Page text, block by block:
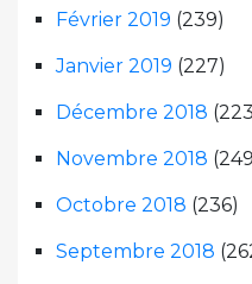
Février 2019 (239)
Janvier 2019 (227)
Décembre 2018
Novembre 2018
Octobre 2018 (236)
Septembre 2018